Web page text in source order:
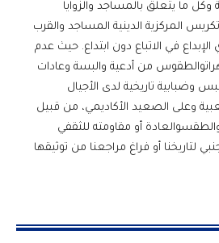
وكل ما يتعلق بالمساجد والزوايا
المركزية الدينية المساجد والقرب
الإبداع في الاتباع دون ابتداع. حيث عدم
من أدعية والبسة وعادات
وضبابية تاريخية لدى الأجيال
وعلى الصعيد الأكاديمي، من قبيل
أو مقاومته للثقفي
لتاريخنا أو فراغ مراجعنا من توثيقها